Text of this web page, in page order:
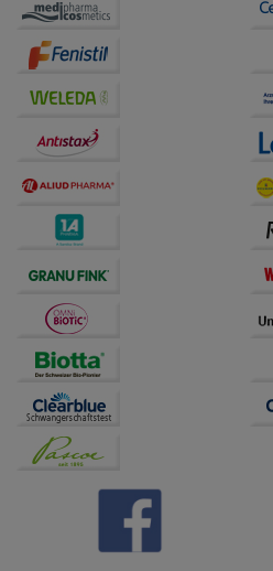
auf unserer Website aber
Drittseiten möglichst relevant
Bitte beachten Sie, dass
übertragen werden.